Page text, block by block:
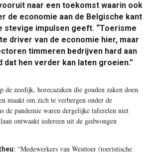
naar een toekomst waarin ook
de economie aan de Belgische kant
stevige impulsen geeft. “Toerisme
driver van de economie hier, maar
timmeren bedrijven hard aan
dat hen verder kan laten groeien.”
de zeedijk, horecazaken die gouden zaken doen
maakt om zich te verbergen onder de
de pandemie waren dergelijke taferelen niet
ontwaakt iedereen uit de gedwongen
“Medewerkers van Westtoer (toeristische